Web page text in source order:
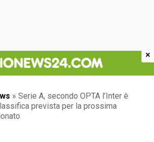
» Serie A, secondo OPTA l’Inter è
prevista per la prossima
×